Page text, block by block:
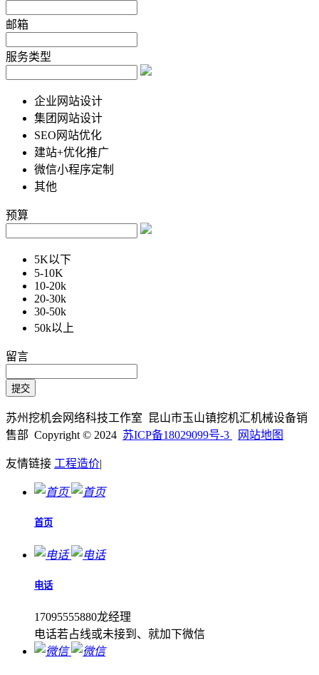
邮箱
服务类型
企业网站设计
集团网站设计
SEO网站优化
建站+优化推广
微信小程序定制
其他
预算
5K以下
5-10K
10-20k
20-30k
30-50k
50k以上
留言
苏州挖机会网络科技工作室 昆山市玉山镇挖机汇机械设备销
售部 Copyright © 2024 苏ICP备18029099号-3 网站地图
友情链接 工程造价|
首页
电话
17095555880龙经理
电话若占线或未接到、就加下微信